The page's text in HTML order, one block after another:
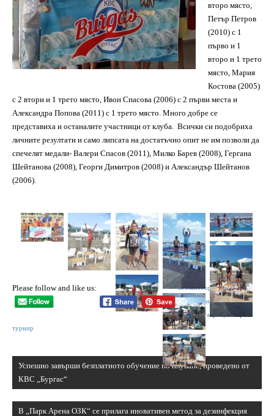
второ място,
Петър Петров
(2010) с 1
първо и 1
второ и 1 трето
място, Мария
Костова (2005)
с 2 втори и 1 трето място, Ивон Спасова (2006) с 2 първи места и
Александра Попова (2011) с 1 трето място. Много добре се
представиха и останалите участници от клуба. Всички си подобриха
личните резултати и само липсата на достатъчно опит не им позволи да
спечелят медали- Валери Спасов (2011), Милко Барев (2008), Гергана
Шейтанова (2008), Георги Димитров (2008) и Александър Шейтанов
(2006).
Please follow and like us: Без категория,Новини |
Tags:
Асеновград,Витус,
КВС Бургас
плуване
турнир
Успешно завърши безплатното обучение по плуване, проведено от
КВС „Бургас“
В „Парк Арена ОЗК“ се прилага иновативен метод за дезинфекция